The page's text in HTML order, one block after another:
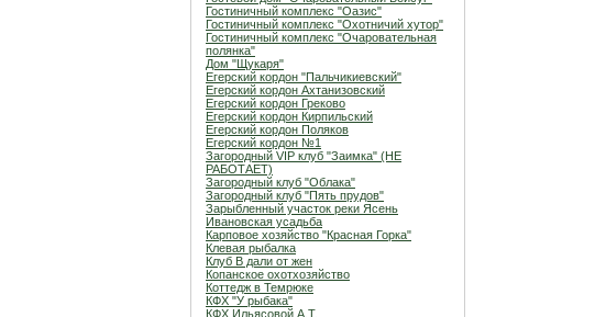
Гостиничный комплекс "Оазис"
Гостиничный комплекс "Охотничий хутор"
Гостиничный комплекс "Очаровательная
полянка"
Дом "Щукаря"
Егерский кордон "Пальчикиевский"
Егерский кордон Ахтанизовский
Егерский кордон Греково
Егерский кордон Кирпильский
Егерский кордон Поляков
Егерский кордон №1
Загородный VIP клуб "Заимка" (НЕ
РАБОТАЕТ)
Загородный клуб "Облака"
Загородный клуб "Пять прудов"
Зарыбленный участок реки Ясень
Ивановская усадьба
Карповое хозяйство "Красная Горка"
Клевая рыбалка
Клуб В дали от жен
Копанское охотхозяйство
Коттедж в Темрюке
КФХ "У рыбака"
КФХ Ильясовой А.Т.